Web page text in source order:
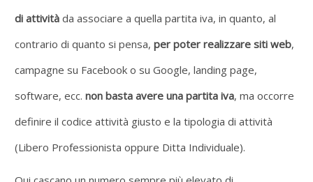
di attivitàda associare a quella partita iva, in quanto, al
contrario di quanto si pensa, per poter realizzare siti web,
campagne su Facebook o su Google, landing page,
software, ecc. non basta avere una partita iva, ma occorre
definire il codice attività giusto e la tipologia di attività
(Libero Professionista oppure Ditta Individuale).